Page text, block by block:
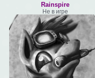
Rainspire
Не в игре